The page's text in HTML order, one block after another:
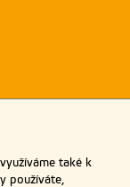
také k
používáte,